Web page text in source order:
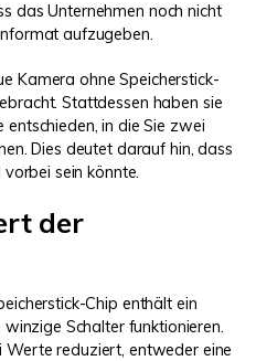
das Unternehmen noch nicht
aufzugeben.
Kamera ohne Speicherstick-
Stattdessen haben sie
in die Sie zwei
Dies deutet darauf hin, dass
sein könnte.
der
Chip enthält ein
Schalter funktionieren.
reduziert, entweder eine